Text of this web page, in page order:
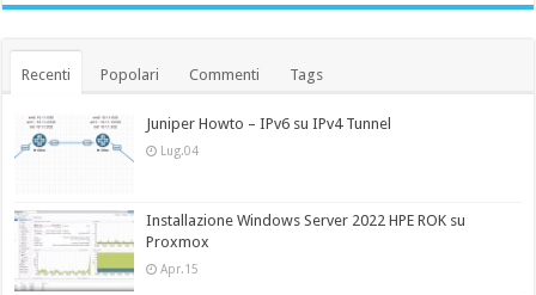
Recenti Popolari Commenti Tags
Juniper Howto – IPv6 su IPv4 Tunnel
Lug.04
Installazione Windows Server 2022 HPE ROK su
Proxmox
Apr.15